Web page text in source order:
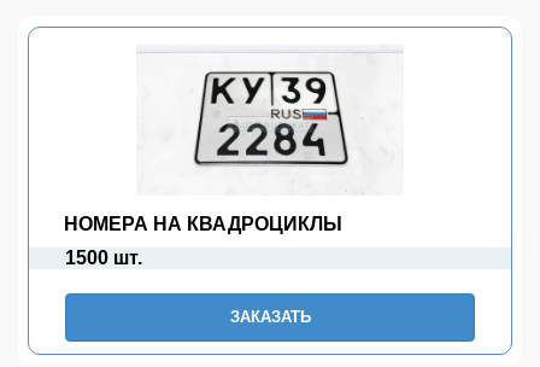
НОМЕРА НА КВАДРОЦИКЛЫ
1500 шт.
ЗАКАЗАТЬ